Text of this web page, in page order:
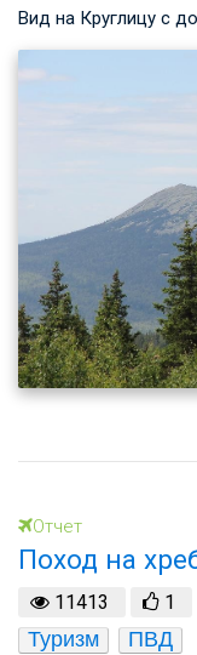
Вид на Круглицу с
Отчет
Поход на
11413 1
Туризм
ПВД